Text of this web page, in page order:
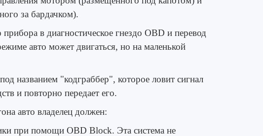
за бардачком).
в диагностическое гнездо OBD и перевод
авто может двигаться, но на маленькой
названием "кодграббер", которое ловит сигнал
и повторно передает его.
авто владелец должен:
при помощи OBD Block. Эта система не